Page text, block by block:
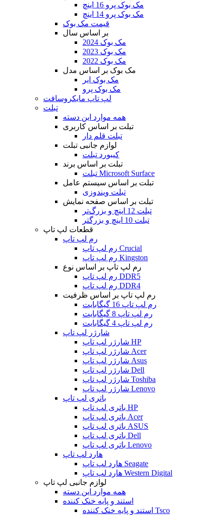
مک بوک پرو 16 اینچ
مک بوک پرو 14 اینچ
قیمت مک بوک
بر اساس سال
مک بوک 2024
مک بوک 2023
مک بوک 2022
مک بوک بر اساس مدل
مک بوک ایر
مک بوک پرو
لپ تاپ مایکروسافت
تبلت
همه موارد این دسته
تبلت بر اساس کاربری
تبلت قلم دار
لوازم جانبی تبلت
کیبورد تبلت
تبلت بر اساس برند
تبلت Microsoft Surface
تبلت بر اساس سیستم عامل
تبلت ویندوزی
تبلت بر اساس صفحه نمایش
تبلت 12 اینچ و بزرگ‌تر
تبلت 10 اینچ و بزرگتر
قطعات لپ تاپ
رم لپ تاپ
رم لپ تاپ Crucial
رم لپ تاپ Kingston
رم لپ تاپ بر اساس نوع
رم لپ تاپ DDR5
رم لپ تاپ DDR4
رم لپ تاپ بر اساس ظرفیت
رم لپ تاپ 16 گیگابایت
رم لپ تاپ 8 گیگابایت
رم لپ تاپ 4 گیگابایت
شارژر لپ تاپ
شارژر لپ تاپ HP
شارژر لپ تاپ Acer
شارژر لپ تاپ Asus
شارژر لپ تاپ Dell
شارژر لپ تاپ Toshiba
شارژر لپ تاپ Lenovo
باتری لپ تاپ
باتری لپ تاپ HP
باتری لپ تاپ Acer
باتری لپ تاپ ASUS
باتری لپ تاپ Dell
باتری لپ تاپ Lenovo
هارد لپ تاپ
هارد لپ تاپ Seagate
هارد لپ تاپ Western Digital
لوازم جانبی لپ تاپ
همه موارد این دسته
استند و پایه خنک کننده
استند و پایه خنک کننده Tsco